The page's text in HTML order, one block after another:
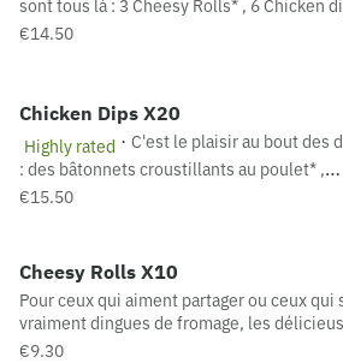
sont tous là : 3 Cheesy Rolls* , 6 Chicken
6 chicken Wings***, le tout accompagné de 2
€14.50
Chicken Dips X20
Highly rated · C'est le plaisir au bout des
: des bâtonnets croustillants au poulet* ,
accompagnés de la sauce de votre choix
€15.50
Cheesy Rolls X10
Pour ceux qui aiment partager ou ceux qui
vraiment dingues de fromage, les
bouchées fromagères. Les fans de fromage
€9.30